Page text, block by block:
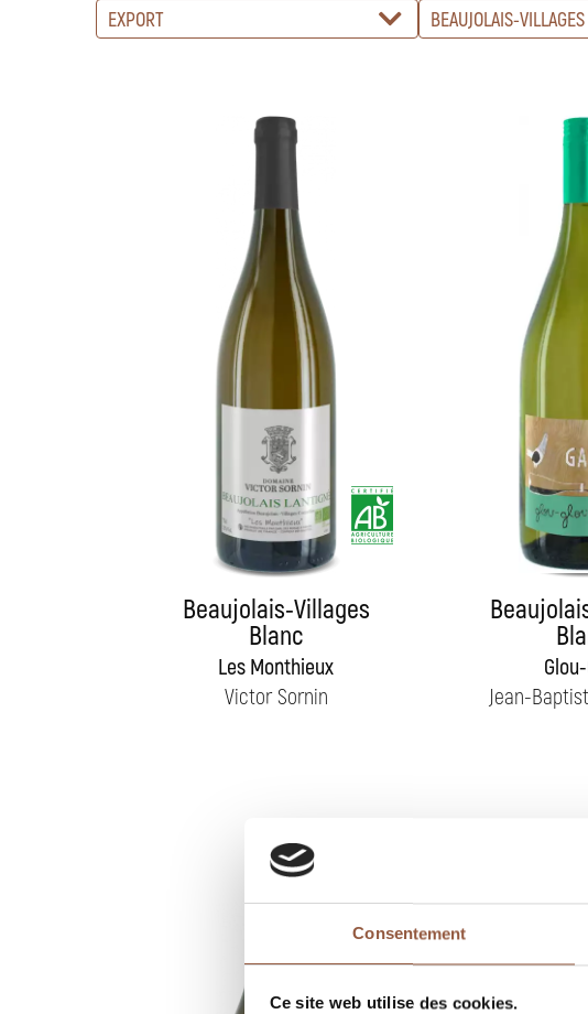
Consentement
Ce site web utilise des cookies.
EXPORT BEAUJOLAIS-
Beaujolais-Villages
Blanc
Les Monthieux
Victor Sornin
Jean-